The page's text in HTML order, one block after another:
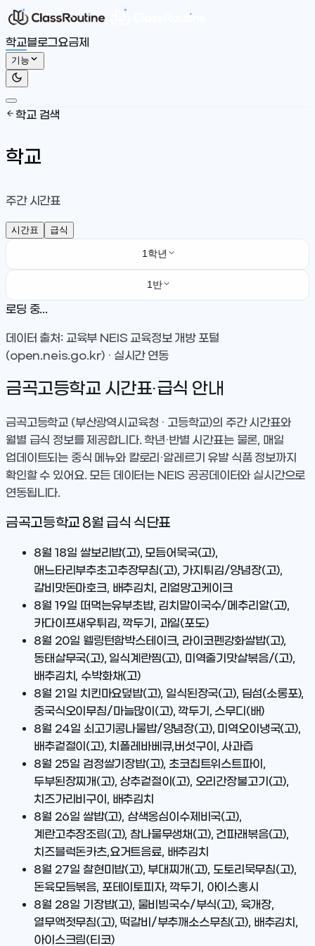
학교블로그요금제
기능
학교 검색
학교
주간 시간표
시간표 급식
1학년
1반
로딩 중...
데이터 출처: 교육부 NEIS 교육정보 개방 포털
(open.neis.go.kr) · 실시간 연동
금곡고등학교 시간표·급식 안내
금곡고등학교 (부산광역시교육청 · 고등학교)의 주간 시간표와
월별 급식 정보를 제공합니다. 학년·반별 시간표는 물론, 매일
업데이트되는 중식 메뉴와 칼로리·알레르기 유발 식품 정보까지
확인할 수 있어요. 모든 데이터는 NEIS 공공데이터와 실시간으로
연동됩니다.
금곡고등학교 8월 급식 식단표
8월 18일 쌀보리밥(고), 모듬어묵국(고),
애느타리부추초고추장무침(고), 가지튀김/양념장(고),
갈비맛돈마호크, 배추김치, 리얼망고케이크
8월 19일 떠먹는유부초밥, 김치말이국수/메추리알(고),
카다이프새우튀김, 깍두기, 과일(포도)
8월 20일 웰링턴함박스테이크, 라이코펜강화쌀밥(고),
동태살무국(고), 일식계란찜(고), 미역줄기맛살볶음/(고),
배추김치, 수박화채(고)
8월 21일 치킨마요덮밥(고), 일식된장국(고), 딤섬(소롱포),
중국식오이무침/마늘많이(고), 깍두기, 스무디(배)
8월 24일 쇠고기콩나물밥/양념장(고), 미역오이냉국(고),
배추겉절이(고), 치폴레바베큐,버섯구이, 사과즙
8월 25일 검정쌀기장밥(고), 초코칩트위스트파이,
두부된장찌개(고), 상추겉절이(고), 오리간장불고기(고),
치즈가리비구이, 배추김치
8월 26일 쌀밥(고), 삼색옹심이수제비국(고),
계란고추장조림(고), 참나물무생채(고), 건파래볶음(고),
치즈블럭돈카츠,요거트음료, 배추김치
8월 27일 찰현미밥(고), 부대찌개(고), 도토리묵무침(고),
돈육모듬볶음, 포테이토피자, 깍두기, 아이스홍시
8월 28일 기장밥(고), 물비빔국수/부식(고), 육개장,
열무액젓무침(고), 떡갈비/부추깨소스무침(고), 배추김치,
아이스크림(티코)